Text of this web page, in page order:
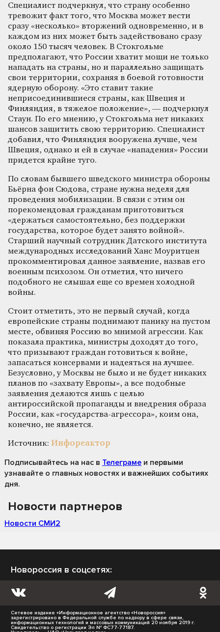
Специалист подчеркнул, что страну особенно
тревожит факт того, что Москва может вести
сразу «несколько» вторжений одновременно, и в
каждом из них может быть задействовано сразу
около 150 тысяч человек. В Стокгольме
предполагают, что России хватит мощи не только
нападать на страны, но и параллельно защищать
свои территории, сохраняя в боевой готовности
ядерную оборону. «Это ставит такие
неприсоединившиеся страны, как Швеция и
Финляндия, в тяжелое положение», — подчеркнул
Стаун. По его мнению, у Стокгольма нет никаких
шансов защитить свою территорию. Специалист
добавил, что Финляндия вооружена лучше, чем
Швеция, однако и ей в случае «нападения» России
придется крайне туго.
По словам бывшего шведского министра обороны
Бьёрна фон Сюдова, стране нужна неделя для
проведения мобилизации. В связи с этим он
порекомендовал гражданам приготовиться
«держаться самостоятельно, без поддержки
государства, которое будет занято войной».
Старший научный сотрудник Датского института
международных исследований Ханс Моуритцен
прокомментировал данное заявление, назвав его
военным психозом. Он отметил, что ничего
подобного не слышал еще со времен холодной
войны.
Стоит отметить, это не первый случай, когда
европейские страны поднимают панику на пустом
месте, обвиняя Россию во мнимой агрессии. Как
показала практика, министры доходят до того,
что призывают граждан готовиться к войне,
запасаться консервами и надеяться на лучшее.
Безусловно, у Москвы не было и не будет никаких
планов по «захвату Европы», а все подобные
заявления делаются лишь с целью
антироссийской пропаганды и внедрения образа
России, как «государства-агрессора», коим она,
конечно, не является.
Источник: Инфореактор
Подписывайтесь на нас в Телеграме и первыми
узнавайте о главных новостях и важнейших событиях
дня.
Новости партнеров
Новости СМИ2
Новороссия в соцсетях:
Сетевое издание «Информационное агентство «Новороссия»
зарегистрировано в Федеральной службе по надзору в сфере связи,
информационных технологий и массовых коммуникаций 20 ноября 2019 г.
Свидетельство о регистрации Эл № ФС77-77187.